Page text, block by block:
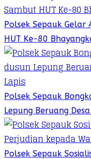
Polsek Sepauk Gelar
HUT Ke-80
Polsek Sepauk
Lepung Beruang
Polsek Sepauk